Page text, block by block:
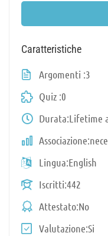
Caratteristiche
Argomenti 3
Quiz 0
Durata Lifetime
Associazione
Lingua English
Iscritti 442
Attestato No
Valutazione Si